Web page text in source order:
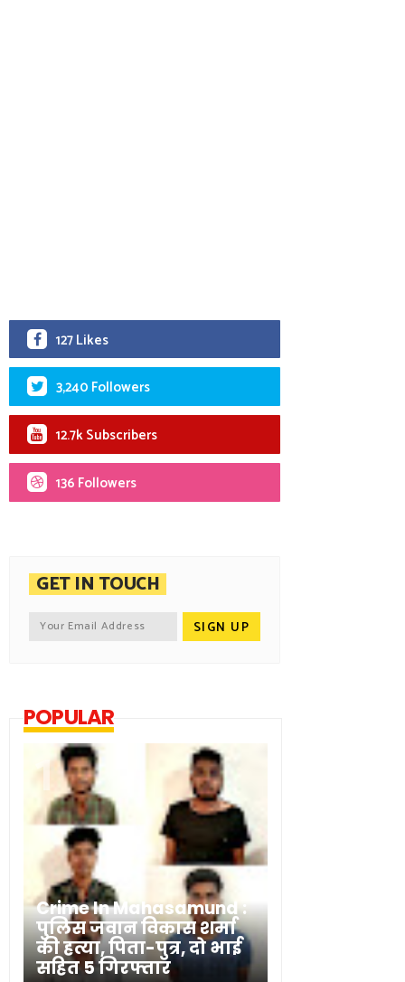
127 Likes
3,240 Followers
12.7k Subscribers
136 Followers
GET IN TOUCH
POPULAR
Crime In Mahasamund :
पुलिस जवान विकास शर्मा
की हत्या, पिता-पुत्र, दो भाई
सहित 5 गिरफ्तार